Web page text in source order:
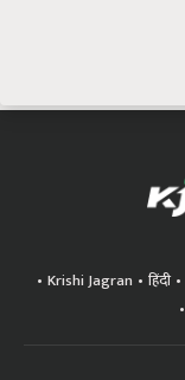
Krishi Jagran हिंदी